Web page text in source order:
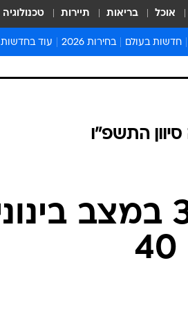
אוכל בריאות תיירות טכנולוגיה
חדשות בעולם
אסיה והפסיפיק
בחירות 2026 עוד בחדשות
זמני כניסתשני פצועים בהם בן 30 במצב